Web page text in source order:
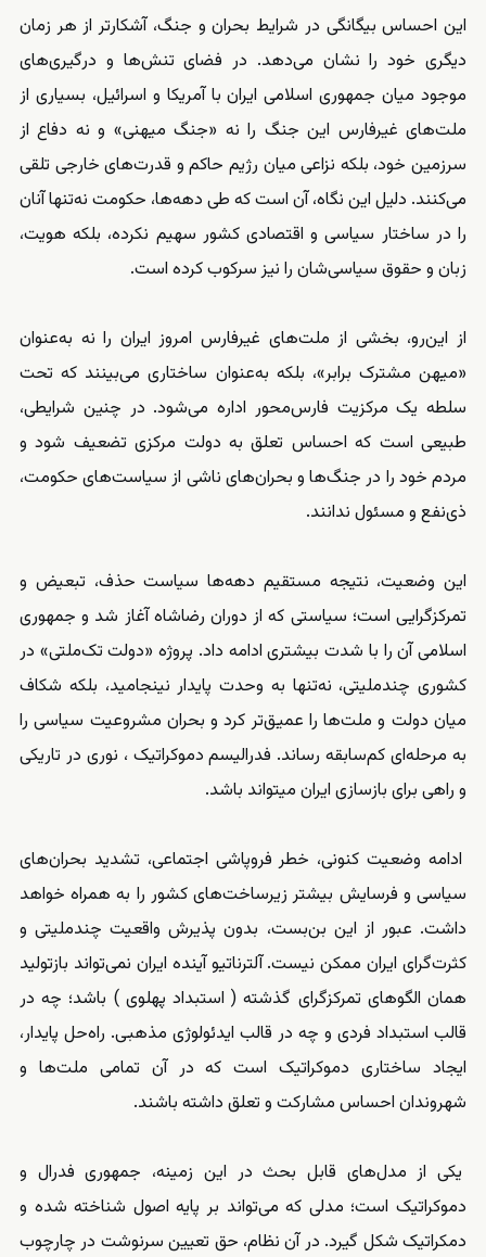
این احساس بیگانگی در شرایط بحران و جنگ، آشکارتر از هر زمان
دیگری خود را نشان می‌دهد. در فضای تنش‌ها و درگیری‌های
موجود میان جمهوری اسلامی ایران با آمریکا و اسرائیل، بسیاری از
ملت‌های غیرفارس این جنگ را نه «جنگ میهنی» و نه دفاع از
سرزمین خود، بلکه نزاعی میان رژیم حاکم و قدرت‌های خارجی تلقی
می‌کنند. دلیل این نگاه، آن است که طی دهه‌ها، حکومت نه‌تنها آنان
را در ساختار سیاسی و اقتصادی کشور سهیم نکرده، بلکه هویت،
زبان و حقوق سیاسی‌شان را نیز سرکوب کرده است.
از این‌رو، بخشی از ملت‌های غیرفارس امروز ایران را نه به‌عنوان
«میهن مشترک برابر»، بلکه به‌عنوان ساختاری می‌بینند که تحت
سلطه یک مرکزیت فارس‌محور اداره می‌شود. در چنین شرایطی،
طبیعی است که احساس تعلق به دولت مرکزی تضعیف شود و
مردم خود را در جنگ‌ها و بحران‌های ناشی از سیاست‌های حکومت،
ذی‌نفع و مسئول ندانند.
این وضعیت، نتیجه مستقیم دهه‌ها سیاست حذف، تبعیض و
تمرکزگرایی است؛ سیاستی که از دوران رضاشاه آغاز شد و جمهوری
اسلامی آن را با شدت بیشتری ادامه داد. پروژه «دولت تک‌ملتی» در
کشوری چندملیتی، نه‌تنها به وحدت پایدار نینجامید، بلکه شکاف
میان دولت و ملت‌ها را عمیق‌تر کرد و بحران مشروعیت سیاسی را
به مرحله‌ای کم‌سابقه رساند. فدرالیسم دموکراتیک ، نوری در تاریکی
و راهی برای بازسازی ایران میتواند باشد.
ادامه وضعیت کنونی، خطر فروپاشی اجتماعی، تشدید بحران‌های
سیاسی و فرسایش بیشتر زیرساخت‌های کشور را به همراه خواهد
داشت. عبور از این بن‌بست، بدون پذیرش واقعیت چندملیتی و
کثرت‌گرای ایران ممکن نیست. آلترناتیو آینده ایران نمی‌تواند بازتولید
همان الگوهای تمرکزگرای گذشته ( استبداد پهلوی ) باشد؛ چه در
قالب استبداد فردی و چه در قالب ایدئولوژی مذهبی. راه‌حل پایدار،
ایجاد ساختاری دموکراتیک است که در آن تمامی ملت‌ها و
شهروندان احساس مشارکت و تعلق داشته باشند.
یکی از مدل‌های قابل بحث در این زمینه، جمهوری فدرال و
دموکراتیک است؛ مدلی که می‌تواند بر پایه اصول شناخته شده و
دمکراتیک شکل گیرد. در آن نظام، حق تعیین سرنوشت در چارچوب